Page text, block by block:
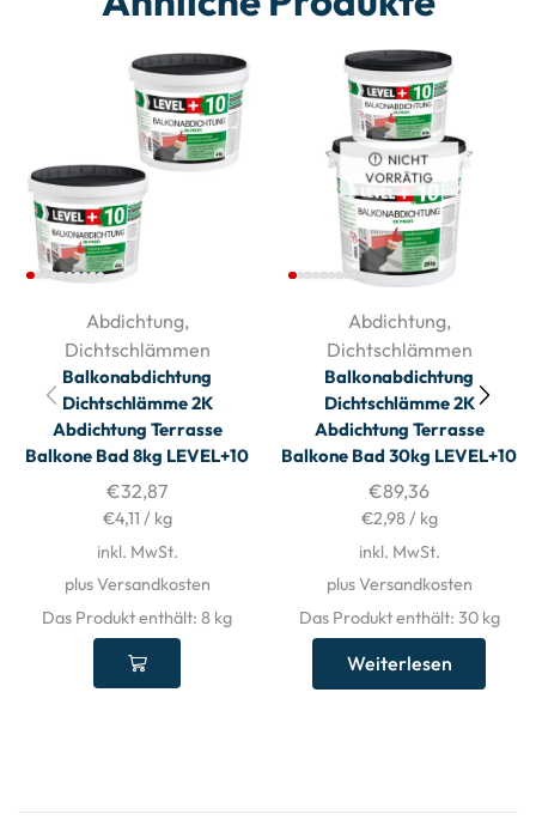
Abdichtung,
Dichtschlämmen
Balkonabdichtung
Dichtschlämme 2K
Abdichtung Terrasse
Balkone Bad 8kg LEVEL+10
€32,87
€4,11 / kg
inkl. MwSt.
plus Versandkosten
Das Produkt enthält: 8 kg
NICHT
VORRÄTIG
Abdichtung,
Dichtschlämmen
Balkonabdichtung
Dichtschlämme 2K
Abdichtung Terrasse
Balkone Bad 30kg LEVEL+10
€89,36
€2,98/ kg
inkl. MwSt.
plus Versandkosten
Das Produkt enthält: 30 kg
Weiterlesen